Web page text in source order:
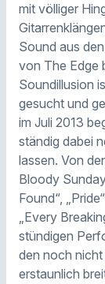
mit völliger
Sound aus
von The Edge
Soundillusion
gesucht und
im Juli 2013
ständig dabei
lassen. Von
Bloody
Found“,
„Every
stündigen
den noch
erstaunlich